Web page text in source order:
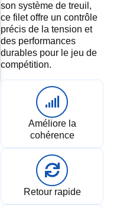
son système de treuil,
ce filet offre un contrôle
précis de la tension et
des performances
durables pour le jeu de
compétition.
Améliore la
cohérence
Retour rapide